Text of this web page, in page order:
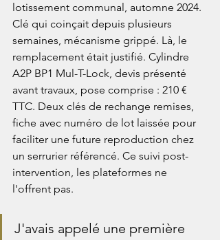
lotissement communal, automne 2024.
Clé qui coinçait depuis plusieurs
semaines, mécanisme grippé. Là, le
remplacement était justifié. Cylindre
A2P BP1 Mul-T-Lock, devis présenté
avant travaux, pose comprise : 210 €
TTC. Deux clés de rechange remises,
fiche avec numéro de lot laissée pour
faciliter une future reproduction chez
un serrurier référencé. Ce suivi post-
intervention, les plateformes ne
l'offrent pas.
J'avais appelé une première